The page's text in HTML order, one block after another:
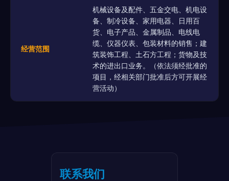
经营范围
机械设备及配件、五金交电、机电设
备、制冷设备、家用电器、日用百
货、电子产品、金属制品、电线电
缆、仪器仪表、包装材料的销售；建
筑装饰工程、土石方工程；货物及技
术的进出口业务。（依法须经批准的
项目，经相关部门批准后方可开展经
营活动）
联系我们